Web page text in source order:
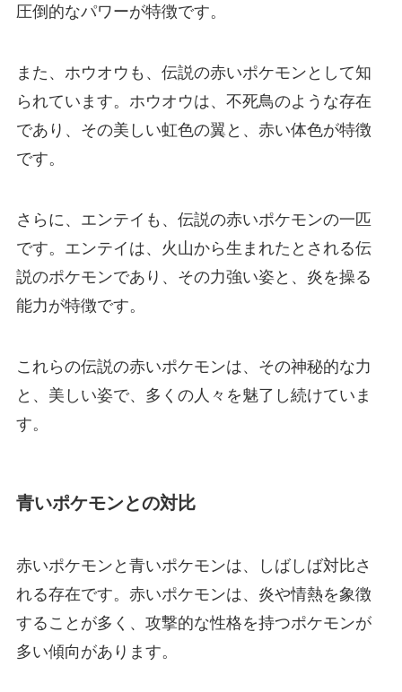
圧倒的なパワーが特徴です。
また、ホウオウも、伝説の赤いポケモンとして知
られています。ホウオウは、不死鳥のような存在
であり、その美しい虹色の翼と、赤い体色が特徴
です。
さらに、エンテイも、伝説の赤いポケモンの一匹
です。エンテイは、火山から生まれたとされる伝
説のポケモンであり、その力強い姿と、炎を操る
能力が特徴です。
これらの伝説の赤いポケモンは、その神秘的な力
と、美しい姿で、多くの人々を魅了し続けていま
す。
青いポケモンとの対比
赤いポケモンと青いポケモンは、しばしば対比さ
れる存在です。赤いポケモンは、炎や情熱を象徴
することが多く、攻撃的な性格を持つポケモンが
多い傾向があります。